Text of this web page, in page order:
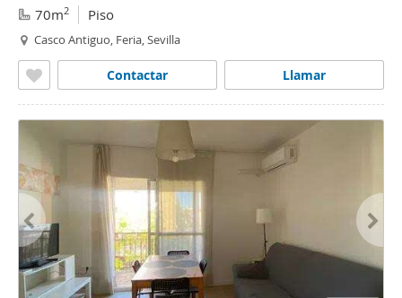
70m2 Piso
Casco Antiguo, Feria, Sevilla
Llamar
Contactar